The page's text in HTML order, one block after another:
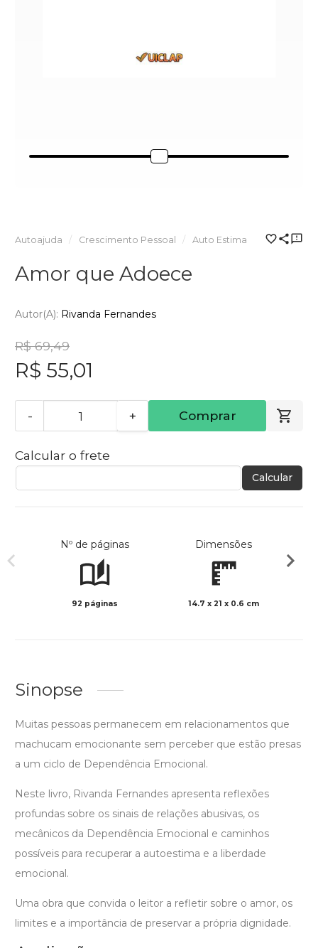
Autoajuda Crescimento Pessoal Auto Estima
Amor que Adoece
Autor(a): Rivanda Fernandes
R$ 69,49
R$ 55,01
- + Comprar
Calcular o frete
Calcular
Nº de páginas
92 páginas
Dimensões
14.7 x 21 x 0.6 cm
Sinopse
Muitas pessoas permanecem em relacionamentos que
machucam emocionante sem perceber que estão presas
a um ciclo de Dependência Emocional.
Neste livro, Rivanda Fernandes apresenta reflexões
profundas sobre os sinais de relações abusivas, os
mecânicos da Dependência Emocional e caminhos
possíveis para recuperar a autoestima e a liberdade
emocional.
Uma obra que convida o leitor a refletir sobre o amor, os
limites e a importância de preservar a própria dignidade.